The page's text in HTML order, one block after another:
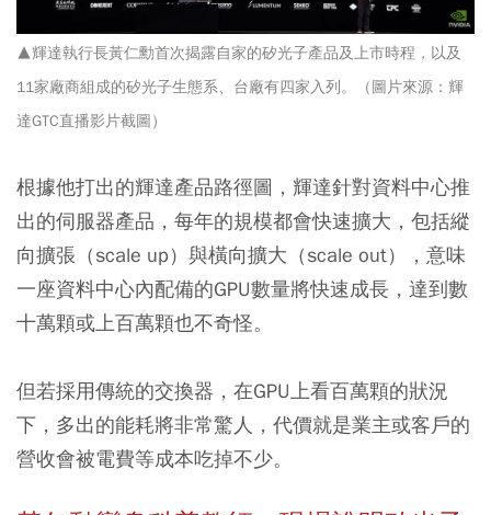
▲輝達執行長黃仁勳首次揭露自家的矽光子產品及上市時程，以及
11家廠商組成的矽光子生態系、台廠有四家入列。
（圖片來源：輝
達GTC直播影片截圖）
根據他打出的輝達產品路徑圖，輝達針對資料中心推
出的伺服器產品，每年的規模都會快速擴大，包括縱
向擴張（scale up）與橫向擴大（scale out），意味
一座資料中心內配備的GPU數量將快速成長，達到數
十萬顆或上百萬顆也不奇怪。
但若採用傳統的交換器，在GPU上看百萬顆的狀況
下，多出的能耗將非常驚人，代價就是業主或客戶的
營收會被電費等成本吃掉不少。